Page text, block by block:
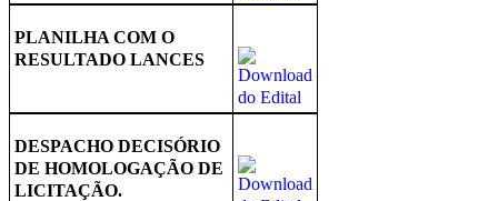
PLANILHA COM O
RESULTADO LANCES
DESPACHO DECISÓRIO
DE HOMOLOGAÇÃO DE
LICITAÇÃO.